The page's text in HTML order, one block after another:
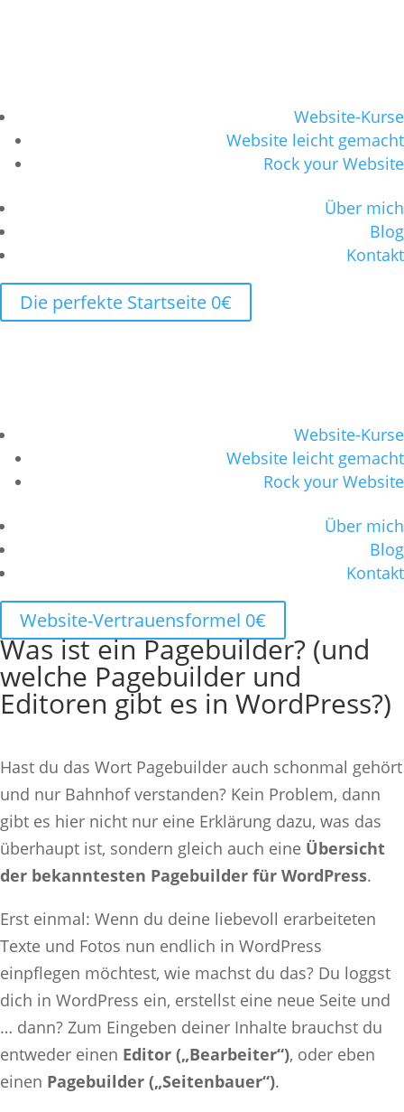
Website-Kurse
Website leicht gemacht
Rock your Website
Über mich
Blog
Kontakt
Die perfekte Startseite 0€
Website-Kurse
Website leicht gemacht
Rock your Website
Über mich
Blog
Kontakt
Website-Vertrauensformel 0€
Was ist ein Pagebuilder? (und
welche Pagebuilder und
Editoren gibt es in WordPress?)
Hast du das Wort Pagebuilder auch schonmal gehört
und nur Bahnhof verstanden? Kein Problem, dann
gibt es hier nicht nur eine Erklärung dazu, was das
überhaupt ist, sondern gleich auch eine Übersicht
der bekanntesten Pagebuilder für WordPress.
Erst einmal: Wenn du deine liebevoll erarbeiteten
Texte und Fotos nun endlich in WordPress
einpflegen möchtest, wie machst du das? Du loggst
dich in WordPress ein, erstellst eine neue Seite und
… dann? Zum Eingeben deiner Inhalte brauchst du
entweder einen Editor („Bearbeiter“), oder eben
einen Pagebuilder („Seitenbauer“).